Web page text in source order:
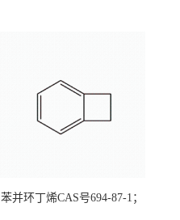
苯并环丁烯CAS号694-87-1；